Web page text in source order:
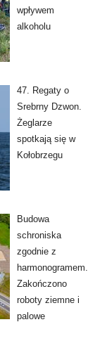
wpływem
alkoholu
47. Regaty o
Srebrny Dzwon.
Żeglarze
spotkają się w
Kołobrzegu
Budowa
schroniska
zgodnie z
harmonogramem.
Zakończono
roboty ziemne i
palowe